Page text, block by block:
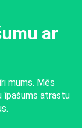
ar
mums. Mēs
īpašums atrastu